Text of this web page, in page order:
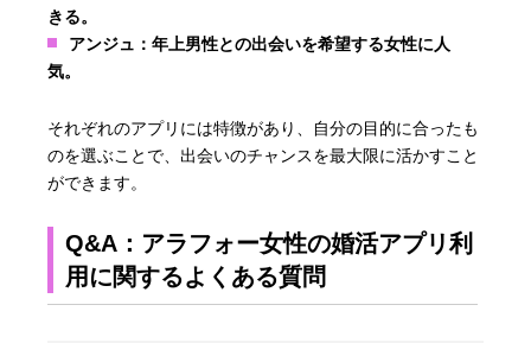
きる。
アンジュ ：年上男性との出会いを希望する女性に人
気。
それぞれのアプリには特徴があり、自分の目的に合ったも
のを選ぶことで、出会いのチャンスを最大限に活かすこと
ができます。
Q&A：アラフォー女性の婚活アプリ利
用に関するよくある質問